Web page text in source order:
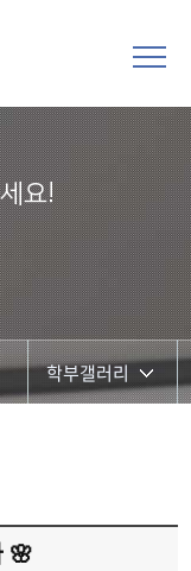
요!
학부갤러리
🌸